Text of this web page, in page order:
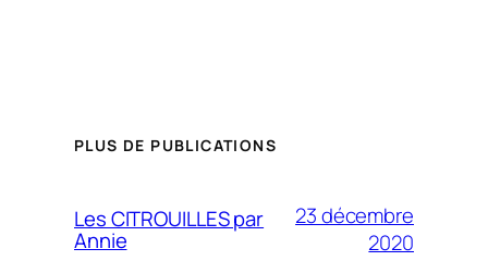
PLUS DE PUBLICATIONS
Les CITROUILLES par
Annie
23 décembre
2020